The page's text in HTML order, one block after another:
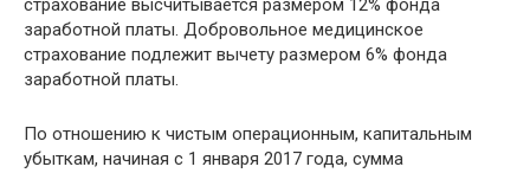
страхование высчитывается размером 12% фонда
заработной платы. Добровольное медицинское
страхование подлежит вычету размером 6% фонда
заработной платы.
По отношению к чистым операционным, капитальным
убыткам, начиная с 1 января 2017 года, сумма